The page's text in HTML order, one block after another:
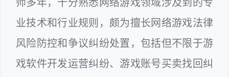
师多年，十分熟悉网络游戏领域涉及到的专
业技术和行业规则，颇为擅长网络游戏法律
风险防控和争议纠纷处置，包括但不限于游
戏软件开发运营纠纷、游戏账号买卖找回纠